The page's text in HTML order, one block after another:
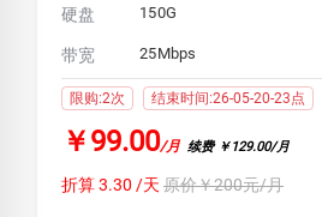
硬盘 150G
带宽 25Mbps
限购:2次 结束时间:26-05-20-23点
￥99.00/月 续费 ￥129.00/月
折算 3.30 /天 原价￥200元/月